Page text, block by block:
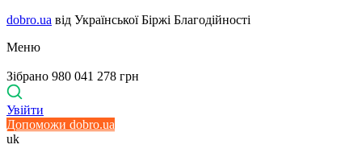
dobro.ua від Української Біржі Благодійності
Меню
Зібрано 980 041 278 грн
Увійти
Допоможи dobro.ua
uk